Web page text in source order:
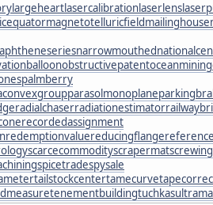
largeheartlasercalibrationlaserlens
magnetotelluricfieldmailinghouse
narrowmouthed
obstructivepatentoceanmining
palmberry
parasolmonoplane
radialchaserradiationestimator
recordedassignment
redemptionvaluereducingflange
scarcecommodityscrapermat
spicetradespysale
tailstockcentertamecurve
tenementbuildingtuchkas